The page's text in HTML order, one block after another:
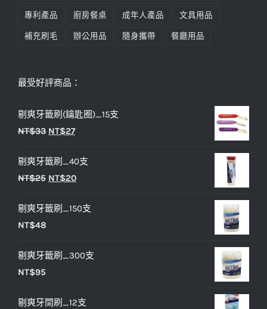
專利產品 廚房餐桌 成年人產品 文具用品
補充刷毛 辦公用品 隨身攜帶 餐廳用品
最受好評商品：
剔爽牙籤刷(鑰匙圈)_15支
NT$33 原
價
格：
NT$27目
價
格：
剔爽牙籤刷_40支
NT$25 原
價
NT$20目
價
剔爽牙籤刷_150支
NT$48
剔爽牙籤刷_300支
NT$95
剔爽牙間刷_12支